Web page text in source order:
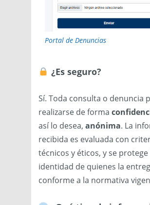
Portal de Denuncias
¿Es seguro?
Sí. Toda consulta o denuncia
realizarse de forma
así lo desea, anónima. La
recibida es evaluada con
técnicos y éticos, y se protege
identidad de quienes la
conforme a la normativa